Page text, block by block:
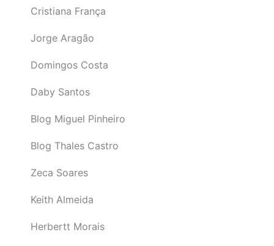
Cristiana França
Jorge Aragão
Domingos Costa
Daby Santos
Blog Miguel Pinheiro
Blog Thales Castro
Zeca Soares
Keith Almeida
Herbertt Morais